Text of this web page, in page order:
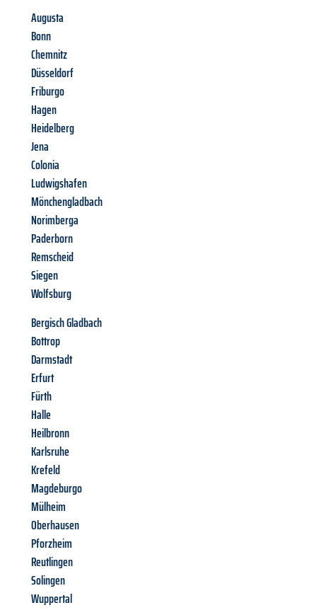
Augusta
Bonn
Chemnitz
Düsseldorf
Friburgo
Hagen
Heidelberg
Jena
Colonia
Ludwigshafen
Mönchengladbach
Norimberga
Paderborn
Remscheid
Siegen
Wolfsburg
Bergisch Gladbach
Bottrop
Darmstadt
Erfurt
Fürth
Halle
Heilbronn
Karlsruhe
Krefeld
Magdeburgo
Mülheim
Oberhausen
Pforzheim
Reutlingen
Solingen
Wuppertal